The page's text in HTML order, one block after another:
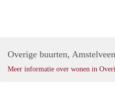
Overige buurten, Amstelveen
Meer informatie over wonen in